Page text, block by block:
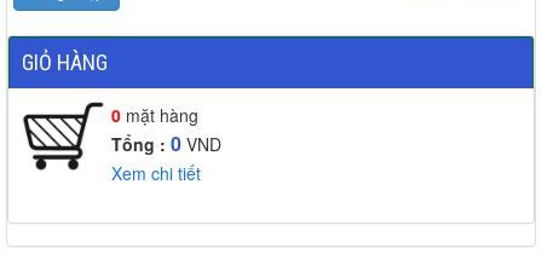
GIỎ HÀNG
0 mặt hàng
Tổng : 0 VND
Xem chi tiết